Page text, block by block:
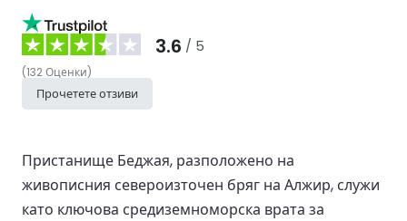
3.6 / 5
(132Оценки)
Прочетете отзиви
Пристанище Беджая, разположено на
живописния североизточен бряг на Алжир, служи
като ключова средиземноморска врата за